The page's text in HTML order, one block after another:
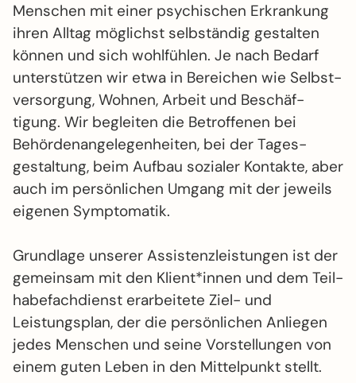
Menschen mit einer psychischen Erkrankung
ihren Alltag möglichst selbständig gestalten
können und sich wohl­fühlen. Je nach Bedarf
unter­stützen wir etwa in Bereichen wie Selbst­
versorgung, Wohnen, Arbeit und Beschäf­
tigung. Wir begleiten die Betroffenen bei
Behörden­angelegen­heiten, bei der Tages­
gestaltung, beim Aufbau sozialer Kontakte, aber
auch im persön­lichen Umgang mit der jeweils
eigenen Symptomatik.
Grundlage unserer Assistenz­leistungen ist der
gemein­sam mit den Klient*innen und dem Teil­
habe­fach­dienst erarbeitete Ziel- und
Leistungs­plan, der die persön­lichen Anliegen
jedes Menschen und seine Vor­stellungen von
einem guten Leben in den Mittel­punkt stellt.